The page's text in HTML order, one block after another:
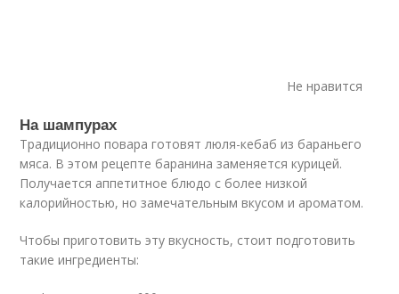
Не нравится
На шампурах
Традиционно повара готовят люля-кебаб из бараньего
мяса. В этом рецепте баранина заменяется курицей.
Получается аппетитное блюдо с более низкой
калорийностью, но замечательным вкусом и ароматом.
Чтобы приготовить эту вкусность, стоит подготовить
такие ингредиенты: